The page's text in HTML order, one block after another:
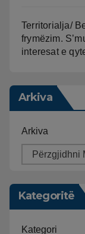
Territorialja/
frymëzim.
interesat e
Arkiva
Arkiva
Kategoritë
Kategori